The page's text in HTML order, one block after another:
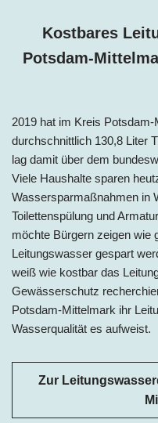
Kostbares
Potsdam-
2019 hat im Kreis
durchschnittlich 130,8 Liter
lag damit über dem
Viele Haushalte sparen
Wassersparmaßnahmen in
Toilettenspülung und
möchte Bürgern zeigen wie
Leitungswasser gespart
weiß wie kostbar das
Gewässerschutz
Potsdam-Mittelmark ihr
Wasserqualität es aufweist.
Zur